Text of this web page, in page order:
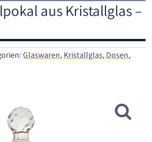
aus Kristallglas –
Glaswaren, Kristallglas, Dosen,